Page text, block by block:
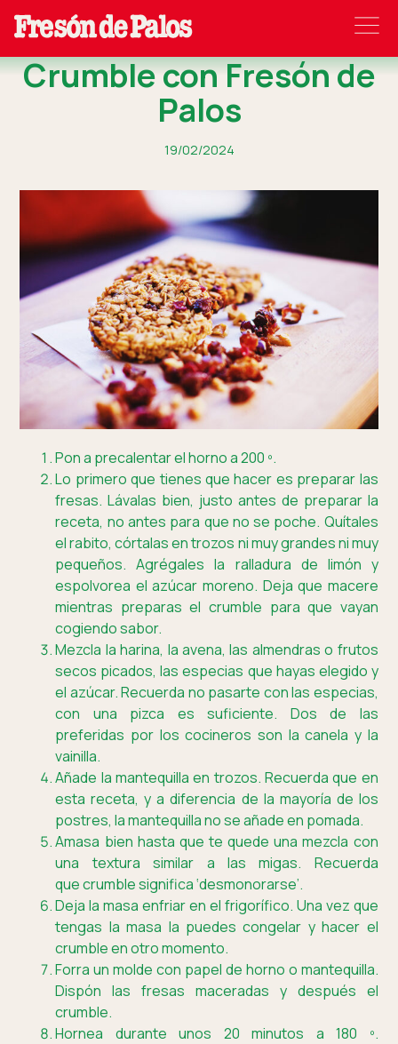
Crumble con Fresón de
Palos
19/02/2024
Pon a precalentar el horno a 200 º.
Lo primero que tienes que hacer es preparar las
fresas. Lávalas bien, justo antes de preparar la
receta, no antes para que no se poche. Quítales
el rabito, córtalas en trozos ni muy grandes ni muy
pequeños. Agrégales la ralladura de limón y
espolvorea el azúcar moreno. Deja que macere
mientras preparas el crumble para que vayan
cogiendo sabor.
Mezcla la harina, la avena, las almendras o frutos
secos picados, las especias que hayas elegido y
el azúcar. Recuerda no pasarte con las especias,
con una pizca es suficiente. Dos de las
preferidas por los cocineros son la canela y la
vainilla.
Añade la mantequilla en trozos. Recuerda que en
esta receta, y a diferencia de la mayoría de los
postres, la mantequilla no se añade en pomada.
Amasa bien hasta que te quede una mezcla con
una textura similar a las migas. Recuerda
que crumble significa ‘desmonorarse’.
Deja la masa enfriar en el frigorífico. Una vez que
tengas la masa la puedes congelar y hacer el
crumble en otro momento.
Forra un molde con papel de horno o mantequilla.
Dispón las fresas maceradas y después el
crumble.
Hornea durante unos 20 minutos a 180 º.